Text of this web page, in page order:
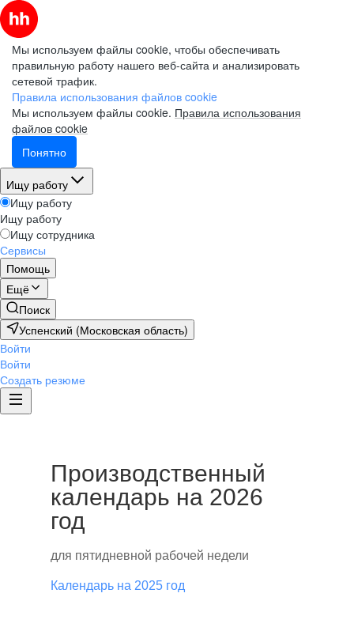
Мы используем файлы cookie, чтобы обеспечивать
правильную работу нашего веб-сайта и анализировать
сетевой трафик.
Правила использования файлов cookie
Мы используем файлы cookie. Правила использования
файлов cookie
Понятно
Ищу работу
Ищу работу
Ищу работу
Ищу сотрудника
Сервисы
Помощь
Ещё
Поиск
Успенский (Московская область)
Войти
Войти
Создать резюме
Производственный
календарь на 2026
год
для пятидневной рабочей недели
Календарь на 2025 год